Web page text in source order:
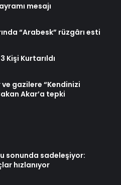
mesajı
“Arabesk” rüzgârı esti
Kişi Kurtarıldı
gazilere “Kendinizi
Akar’a tepki
sonunda sadeleşiyor:
hızlanıyor